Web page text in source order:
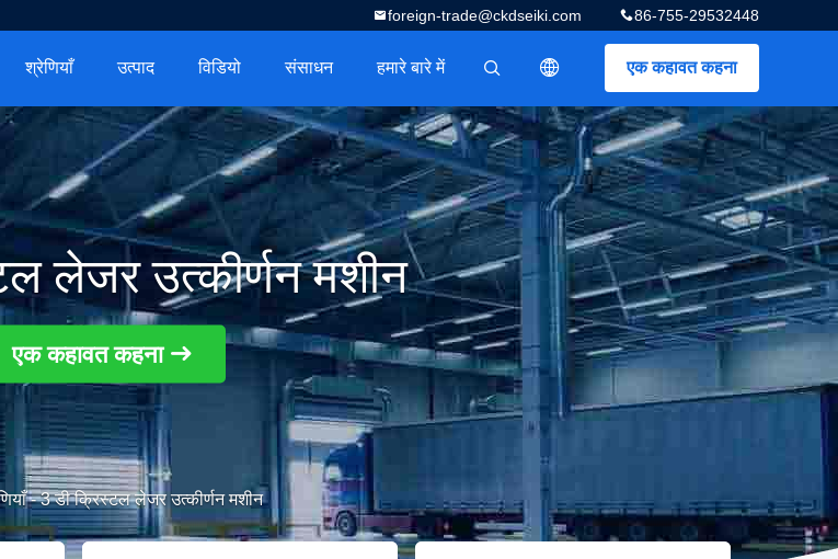
86-755-29532448
foreign-trade@ckdseiki.com
एक कहावत कहना
描述
श्रेणियाँ उत्पाद विडियो संसाधन हमारे बारे में
लेजर उत्कीर्णन मशीन
एक कहावत कहना
-3 डी क्रिस्टल लेजर उत्कीर्णन मशीन